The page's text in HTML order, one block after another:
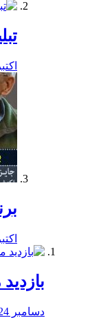
اکتبر 12,
اکتبر 12,
دسامبر 24, 2019